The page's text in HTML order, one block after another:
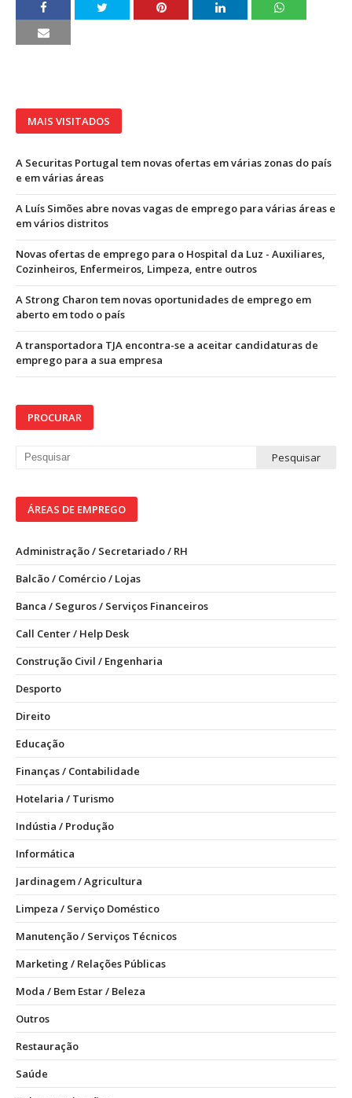
MAIS VISITADOS
A Securitas Portugal tem novas ofertas em várias zonas do país
e em várias áreas
A Luís Simões abre novas vagas de emprego para várias áreas e
em vários distritos
Novas ofertas de emprego para o Hospital da Luz - Auxiliares,
Cozinheiros, Enfermeiros, Limpeza, entre outros
A Strong Charon tem novas oportunidades de emprego em
aberto em todo o país
A transportadora TJA encontra-se a aceitar candidaturas de
emprego para a sua empresa
PROCURAR
ÁREAS DE EMPREGO
Administração / Secretariado / RH
Balcão / Comércio / Lojas
Banca / Seguros / Serviços Financeiros
Call Center / Help Desk
Construção Civil / Engenharia
Desporto
Direito
Educação
Finanças / Contabilidade
Hotelaria / Turismo
Indústia / Produção
Informática
Jardinagem / Agricultura
Limpeza / Serviço Doméstico
Manutenção / Serviços Técnicos
Marketing / Relações Públicas
Moda / Bem Estar / Beleza
Outros
Restauração
Saúde